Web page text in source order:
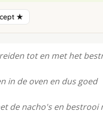
★
tot en met het
in de oven en dus goed
de nacho's en bestrooi